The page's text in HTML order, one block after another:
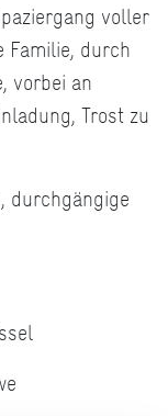
voller
Familie, durch
vorbei an
Trost zu
durchgängige